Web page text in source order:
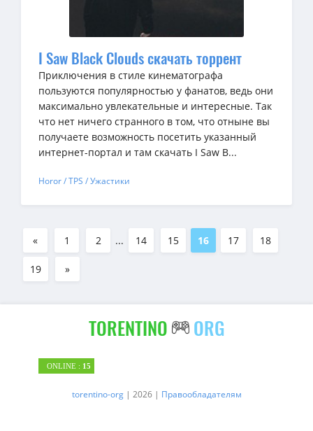
I Saw Black Clouds скачать торрент
Приключения в стиле кинематографа
пользуются популярностью у фанатов, ведь они
максимально увлекательные и интересные. Так
что нет ничего странного в том, что отныне вы
получаете возможность посетить указанный
интернет-портал и там скачать I Saw B...
Horor / TPS / Ужастики
« 1 2 ... 14 15 16 17 18
19 »
TORENTINO ORG
ONLINE : 15
torentino-org| 2026 | Правообладателям